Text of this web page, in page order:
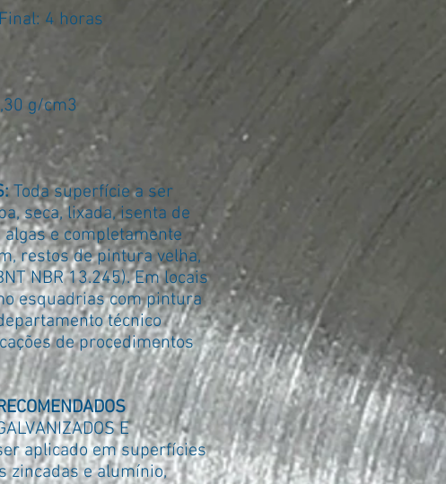
4 horas
g/cm3
Toda superfície a ser
seca, lixada, isenta de
e completamente
restos de pintura velha,
NBR 13.245). Em locais
esquadrias com pintura
técnico
de procedimentos
E
aplicado em superfícies
zincadas e alumínio,